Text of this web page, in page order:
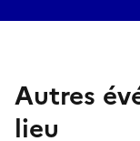
Autres
lieu